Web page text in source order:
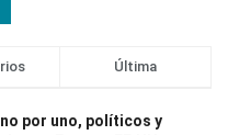
Última
por uno, políticos y